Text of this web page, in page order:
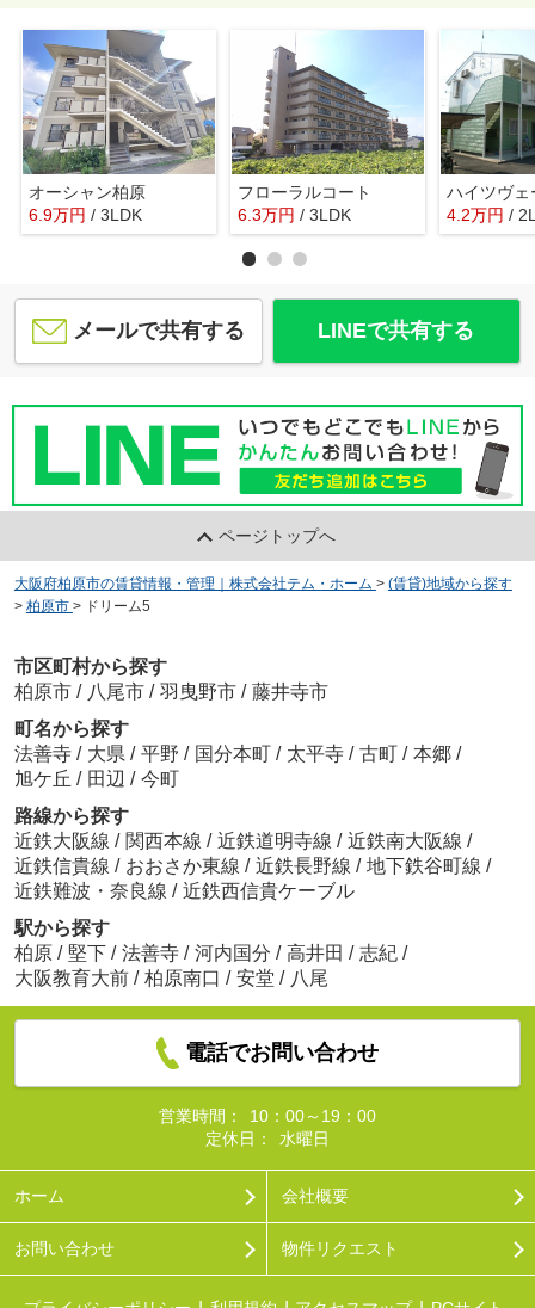
オーシャン柏原
6.9万円 / 3LDK
フローラルコート
6.3万円 / 3LDK
ハイツヴェ
4.2万円 /
メールで共有する LINEで共有する
ページトップへ
大阪府柏原市の賃貸情報・管理｜株式会社テム・ホーム > (賃貸)地域から探す
> 柏原市 > ドリーム5
市区町村から探す
柏原市 / 八尾市 / 羽曳野市 / 藤井寺市
町名から探す
法善寺 / 大県 / 平野 / 国分本町 / 太平寺 / 古町 / 本郷 /
旭ケ丘 / 田辺 / 今町
路線から探す
近鉄大阪線 / 関西本線 / 近鉄道明寺線 / 近鉄南大阪線 /
近鉄信貴線 / おおさか東線 / 近鉄長野線 / 地下鉄谷町線 /
近鉄難波・奈良線 / 近鉄西信貴ケーブル
駅から探す
柏原 / 堅下 / 法善寺 / 河内国分 / 高井田 / 志紀 /
大阪教育大前 / 柏原南口 / 安堂 / 八尾
電話でお問い合わせ
営業時間：
10：00～19：00
定休日：
水曜日
ホーム 会社概要
お問い合わせ 物件リクエスト